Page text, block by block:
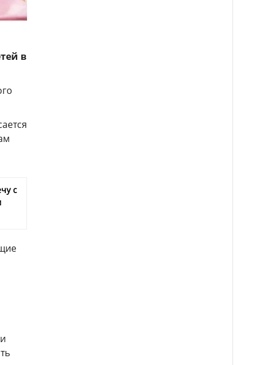
в
с